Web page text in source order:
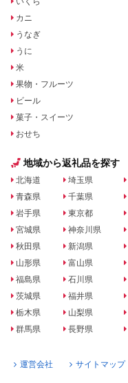
いくら
カニ
うなぎ
うに
米
果物・フルーツ
ビール
菓子・スイーツ
おせち
地域から返礼品を探す
北海道
青森県
岩手県
宮城県
秋田県
山形県
福島県
茨城県
栃木県
群馬県
埼玉県
千葉県
東京都
神奈川県
新潟県
富山県
石川県
福井県
山梨県
長野県
運営会社 サイトマップ